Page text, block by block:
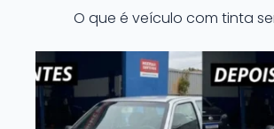
O que é veículo com tinta